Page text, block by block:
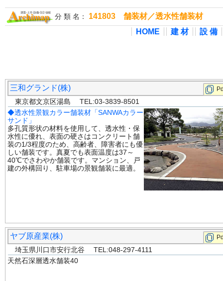
分 類 名： 141803 舗装材／透水性舗装材
HOME
建 材 設 備
三和グランド(株)
東京都文京区湯島 TEL:03-3839-8501
◆透水性景観カラー舗装材「SANWAカラー
サンド」
多孔質形状の材料を使用して、透水性・保
水性に優れ、表面の硬さはコンクリート舗
装の1/3程度のため、高齢者、障害者にも優
しい舗装です。真夏でも表面温度は37～
40℃でさわやか舗装です。マンション、戸
建の外構回り、駐車場の景観舗装に最適。
ヤブ原産業(株)
埼玉県川口市安行北谷 TEL:048-297-4111
天然石深層透水舗装40